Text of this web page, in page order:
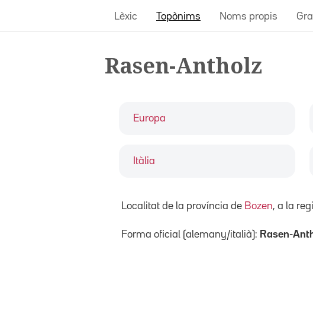
Lèxic Topònims Noms propis
Rasen-Antholz
Europa
Itàlia
Localitat de la província de Bozen, a la
Forma oficial (alemany/italià): Rasen-